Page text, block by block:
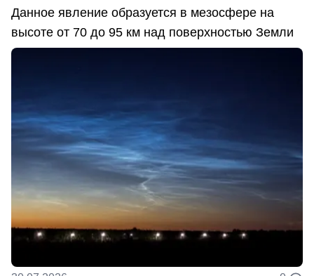
Данное явление образуется в мезосфере на
высоте от 70 до 95 км над поверхностью Земли